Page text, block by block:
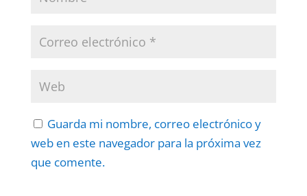
Guarda mi nombre, correo electrónico y
web en este navegador para la próxima vez
que comente.